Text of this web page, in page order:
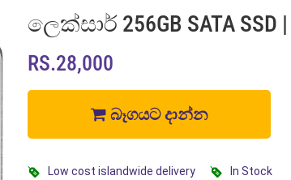
ලෙක්සාර් 256GB SATA SSD |
RS.28,000
බෑගයට දාන්න
Low cost islandwide delivery In Stock